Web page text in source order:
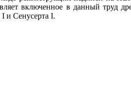
включенное в данный труд
и Сенусерта I.